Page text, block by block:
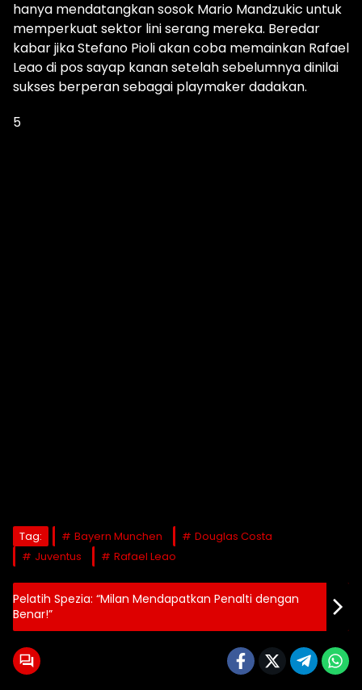
hanya mendatangkan sosok Mario Mandzukic untuk
memperkuat sektor lini serang mereka. Beredar
kabar jika Stefano Pioli akan coba memainkan Rafael
Leao di pos sayap kanan setelah sebelumnya dinilai
sukses berperan sebagai playmaker dadakan.
5
Tag: Bayern Munchen
Douglas Costa
Juventus
Rafael Leao
Pelatih Spezia: “Milan Mendapatkan Penalti dengan
Benar!”